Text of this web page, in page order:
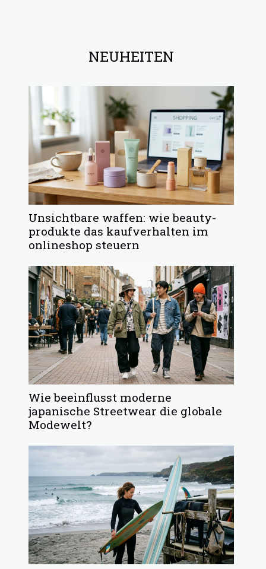
NEUHEITEN
Unsichtbare waffen: wie beauty-
produkte das kaufverhalten im
onlineshop steuern
Wie beeinflusst moderne
japanische Streetwear die globale
Modewelt?